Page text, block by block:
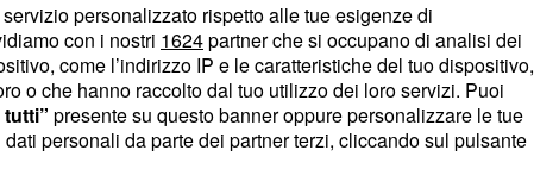
personalizzato rispetto alle tue esigenze di
con i nostri 1624partner che si occupano di analisi dei
come l’indirizzo IP e le caratteristiche del tuo dispositivo,
o che hanno raccolto dal tuo utilizzo dei loro servizi. Puoi
presente su questo banner oppure personalizzare le tue
personali da parte dei partner terzi, cliccando sul pulsante